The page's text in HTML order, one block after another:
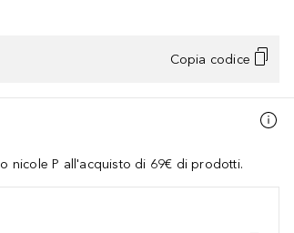
Copia codice
nicole P all'acquisto di 69€ di prodotti.